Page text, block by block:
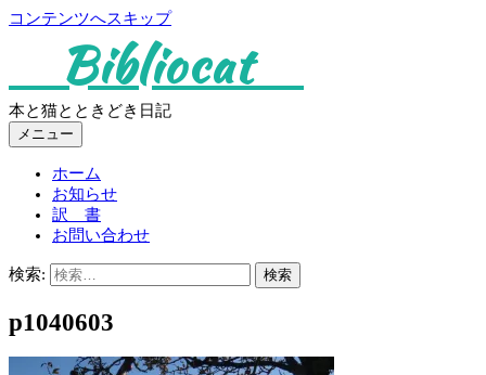
コンテンツへスキップ
Bibliocat
本と猫とときどき日記
メニュー
ホーム
お知らせ
訳 書
お問い合わせ
検索:
p1040603